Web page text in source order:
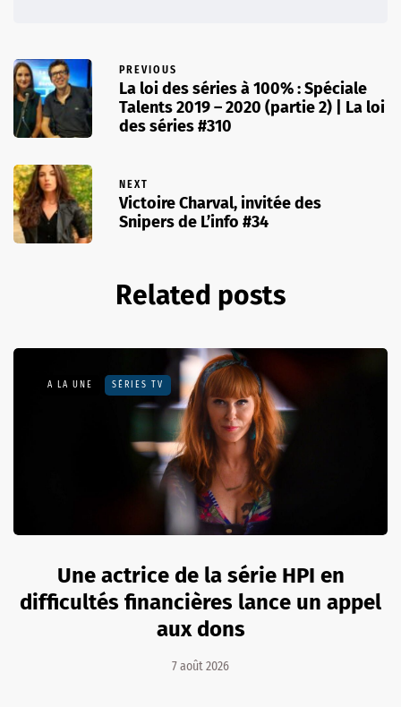
PREVIOUS
La loi des séries à 100% : Spéciale
Talents 2019 – 2020 (partie 2) | La loi
des séries #310
NEXT
Victoire Charval, invitée des
Snipers de L’info #34
Related posts
A LA UNE SÉRIES TV
Une actrice de la série HPI en
difficultés financières lance un appel
aux dons
7 août 2026